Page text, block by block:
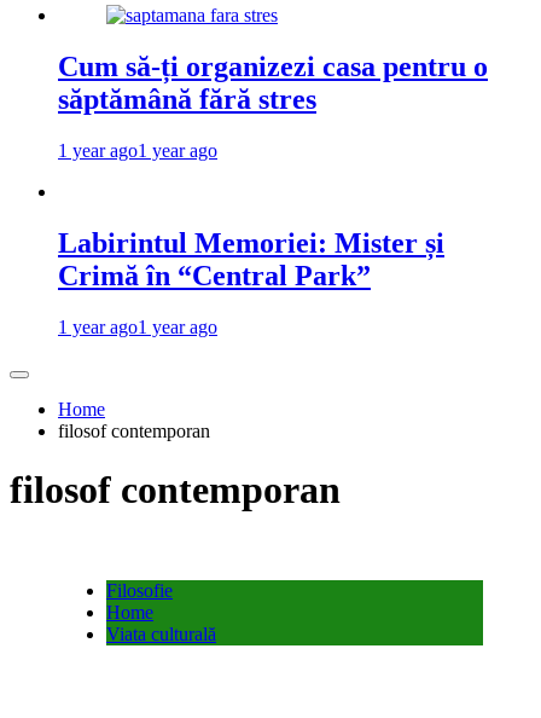
Cum să-ți organizezi casa pentru o
săptămână fără stres
1 year ago1 year ago
Labirintul Memoriei: Mister și
Crimă în “Central Park”
1 year ago1 year ago
Home
filosof contemporan
filosof contemporan
Filosofie
Home
Viata culturală